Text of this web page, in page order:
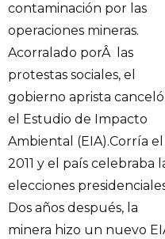
contaminación por las
operaciones mineras.
Acorralado porÂ las
protestas sociales, el
gobierno aprista canceló
el Estudio de Impacto
Ambiental (EIA).Corría el
2011 y el país celebraba
elecciones
Dos años después, la
minera hizo un nuevo